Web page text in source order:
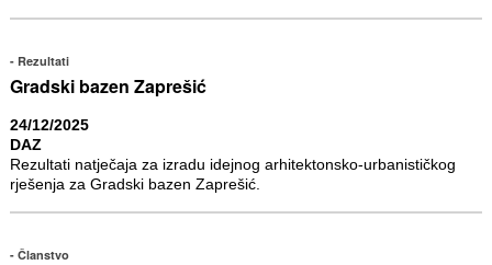
Rezultati
Gradski bazen Zaprešić
24/12/2025
DAZ
Rezultati natječaja za izradu idejnog arhitektonsko-urbanističkog
rješenja za Gradski bazen Zaprešić.
Članstvo